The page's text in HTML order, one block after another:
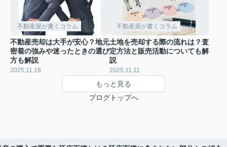
不動産屋が書くコラム
不動産売却は大手が安心？地元
密着の強みや迷ったときの選び
方も解説
2025.11.18
不動産屋が書くコラム
土地を売却する際の流れは？査
定方法と販売活動についても解
説
2025.11.11
もっと見る
ブログトップへ